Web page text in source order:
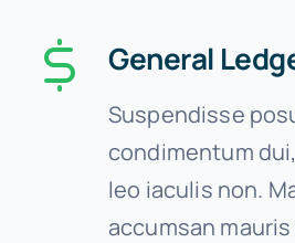
General
Suspendisse
condimentum
leo iaculis non.
accumsan